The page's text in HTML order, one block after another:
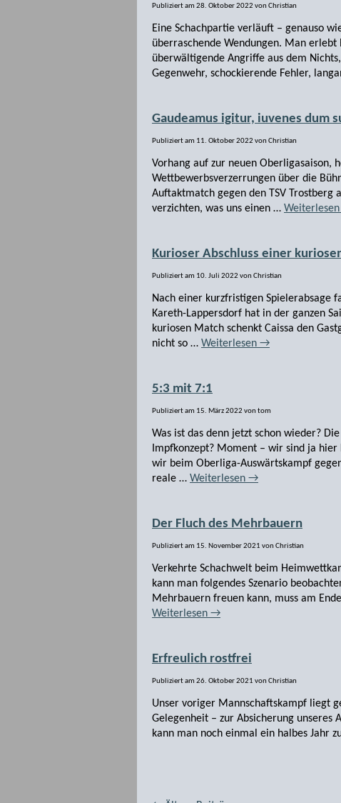
Publiziert am 28. Oktober 2022 vonChristian
Eine Schachpartie verläuft – genauso
überraschende Wendungen. Man
überwältigende Angriffe aus dem
Gegenwehr, schockierende Fehler,
Gaudeamus igitur, iuvenes dum
Publiziert am 11. Oktober 2022 vonChristian
Vorhang auf zur neuen Oberligasaison,
Wettbewerbsverzerrungen über die
Auftaktmatch gegen den TSV
verzichten, was uns einen … Weiterlesen
Kurioser Abschluss einer
Publiziert am 10. Juli 2022 vonChristian
Nach einer kurzfristigen Spielerabsage
Kareth-Lappersdorf hat in der ganzen
kuriosen Match schenkt Caissa den
nicht so … Weiterlesen →
5:3 mit 7:1
Publiziert am 15. März 2022 vontom
Was ist das denn jetzt schon wieder?
Impfkonzept? Moment – wir sind ja
wir beim Oberliga-Auswärtskampf
reale … Weiterlesen →
Der Fluch des Mehrbauern
Publiziert am 15. November 2021 vonChristian
Verkehrte Schachwelt beim
kann man folgendes Szenario
Mehrbauern freuen kann, muss am
Weiterlesen →
Erfreulich rostfrei
Publiziert am 26. Oktober 2021 vonChristian
Unser voriger Mannschaftskampf liegt
Gelegenheit – zur Absicherung unseres
kann man noch einmal ein halbes Jahr